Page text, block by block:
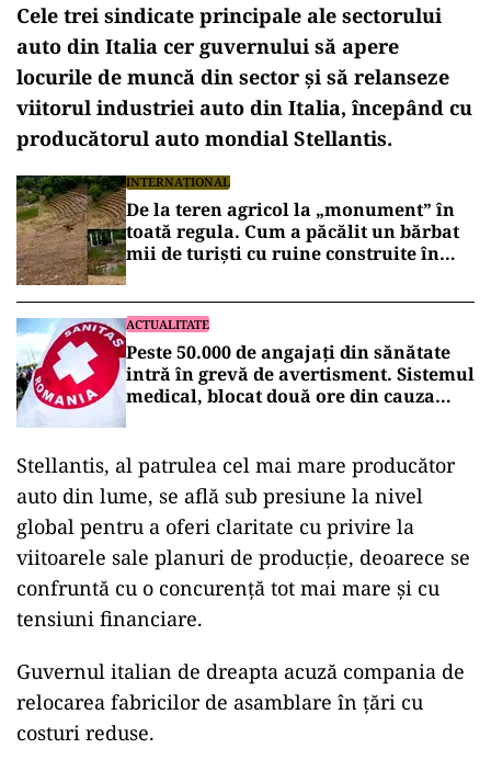
Cele trei sindicate principale ale sectorului
auto din Italia cer guvernului să apere
locurile de muncă din sector și să relanseze
viitorul industriei auto din Italia, începând cu
producătorul auto mondial Stellantis.
INTERNAȚIONAL
De la teren agricol la „monument” în
toată regula. Cum a păcălit un bărbat
mii de turiști cu ruine construite în
ACTUALITATE
Peste 50.000 de angajați din sănătate
intră în grevă de avertisment. Sistemul
medical, blocat două ore din cauza
Stellantis, al patrulea cel mai mare producător
auto din lume, se află sub presiune la nivel
global pentru a oferi claritate cu privire la
viitoarele sale planuri de producție, deoarece se
confruntă cu o concurență tot mai mare și cu
tensiuni financiare.
Guvernul italian de dreapta acuză compania de
relocarea fabricilor de asamblare în țări cu
costuri reduse.